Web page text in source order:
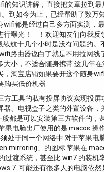
知识讲解，直接把文章拉到
到如今为止，已经帮助了数
都是经过自己多方面实测
曝光！！！欢迎知友们向我
航十几个小时是没有问题的
路由器说白了就是不用拉网
小，不适合随身携带 这几年
淘宝店铺如果要开这个随身
购买低价机器.
工具的私有投屏协议实现投
、电视盒子之类的外置设备
都是可以安装第三方软件的
电脑出厂使用的是 macos
处于同一个网络中 对于苹果
mirroring」的图标 苹果在
渡系统，甚至比 win7 的装
7. 可能还有很多人的电脑依